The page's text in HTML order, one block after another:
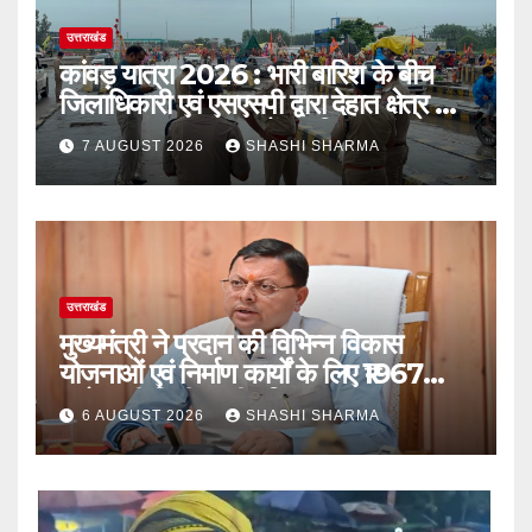
उत्तराखंड
कांवड़ यात्रा 2026 : भारी बारिश के बीच
जिलाधिकारी एवं एसएसपी द्वारा देहात क्षेत्र का
भ्रमण, सुरक्षा व्यवस्थाओं का लिया जायजा
7 AUGUST 2026 SHASHI SHARMA
उत्तराखंड
मुख्यमंत्री ने प्रदान की विभिन्न विकास
योजनाओं एवं निर्माण कार्यों के लिए ₹1967
करोड़ की वित्तीय स्वीकृति
6 AUGUST 2026 SHASHI SHARMA